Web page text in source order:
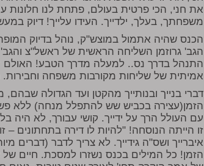
את חני, הכי פרטית בעולם, פתחת לנו חלונות
משפחתך, בעלך, ילדייך. העידו עלייך! דיוק
הכנס שהיה אתמול במוצש"ק, נוהל בדיוק
הגב' גרוזמן השליחה הראשית של ראשל"צ
התנהל בדרך נס.. למעלה מדרך הטבע!
אמיתית של שליחות מקורבות משפחה
דברי בנייך ובנותייך מהקטן ועד הגדולה
הזמן(עצירה בכביש שש להתפלל מנחה) ללא
עם העולל הרך על ידייך. קושי עבורך, לא היה
זו הייתה הנוסחה! "להיות לו דירה בתחתונים
איברייך ושס"ה גידייך. לא צריך לדבר (דברים
הזמן! כל המילים בכנס נשזרו למסכת. חיים